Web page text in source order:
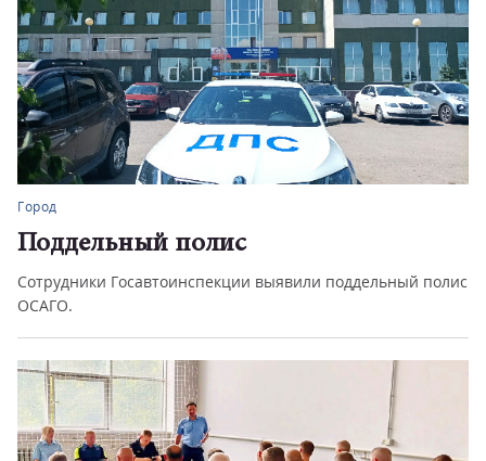
Город
Поддельный полис
Сотрудники Госавтоинспекции выявили поддельный полис
ОСАГО.